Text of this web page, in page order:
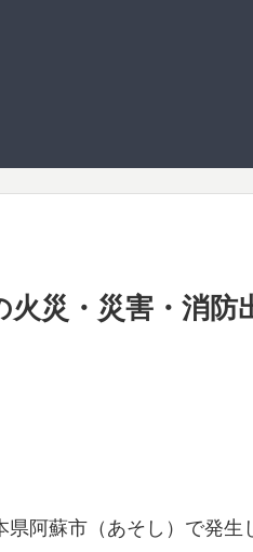
火災・災害・消防
県阿蘇市（あそし）で発